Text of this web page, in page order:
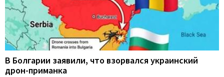
В Болгарии заявили, что взорвался украинский
дрон-приманка